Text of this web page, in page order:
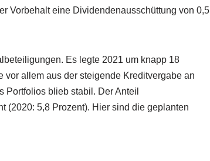
Vorbehalt eine Dividendenausschüttung von 0,5
Es legte 2021 um knapp 18
allem aus der steigende Kreditvergabe an
Portfolios blieb stabil. Der Anteil
(2020: 5,8 Prozent). Hier sind die geplanten